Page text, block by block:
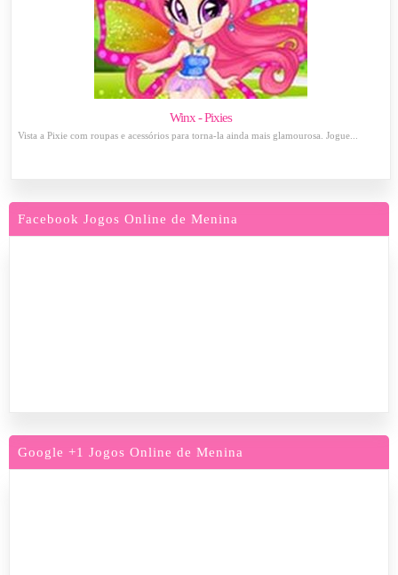
Winx - Pixies
Vista a Pixie com roupas e acessórios para torna-la ainda mais glamourosa. Jogue...
Facebook Jogos Online de Menina
Google +1 Jogos Online de Menina